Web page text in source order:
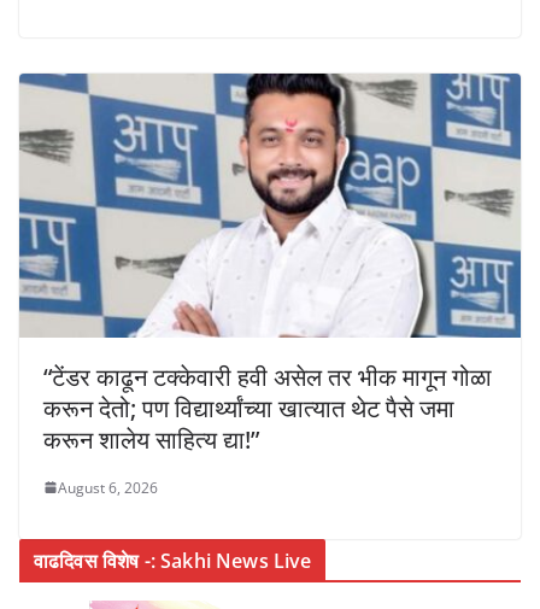
“टेंडर काढून टक्केवारी हवी असेल तर भीक मागून गोळा
करून देतो; पण विद्यार्थ्यांच्या खात्यात थेट पैसे जमा
करून शालेय साहित्य द्या!”
August 6, 2026
वाढदिवस विशेष -: Sakhi News Live